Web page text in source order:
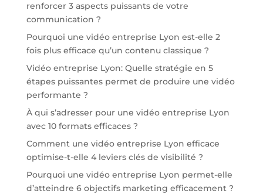
renforcer 3 aspects puissants de votre
communication ?
Pourquoi une vidéo entreprise Lyon est-elle 2
fois plus efficace qu’un contenu classique ?
Vidéo entreprise Lyon: Quelle stratégie en 5
étapes puissantes permet de produire une vidéo
performante ?
À qui s’adresser pour une vidéo entreprise Lyon
avec 10 formats efficaces ?
Comment une vidéo entreprise Lyon efficace
optimise-t-elle 4 leviers clés de visibilité ?
Pourquoi une vidéo entreprise Lyon permet-elle
d’atteindre 6 objectifs marketing efficacement ?